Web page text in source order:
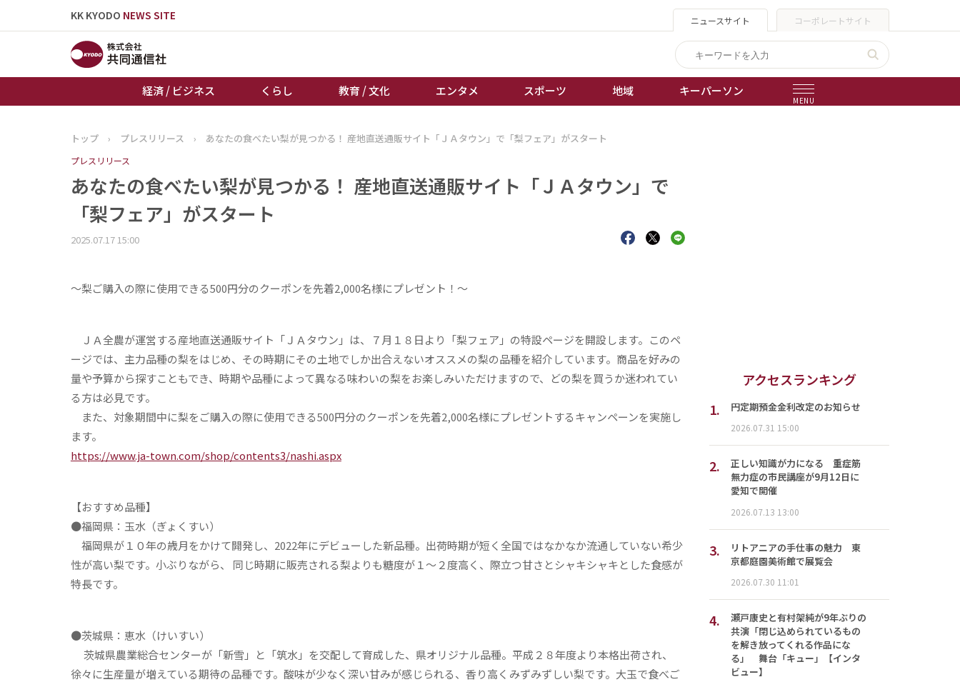
KK KYODO NEWS SITE ニュースサイト コーポレートサイト
経済 / ビジネス くらし 教育 / 文化 エンタメ スポーツ 地域 キーパーソン
MENU
トップページ
経済 / ビジネス
教育 / 文化
誰もが輝いて働く社会へ
オートレース
トップ › プレスリリース › あなたの食べたい梨が見つかる！ 産地直送通販サイト「ＪＡタウン」で「梨フェア」がスタート
プレスリリース
あなたの食べたい梨が見つかる！ 産地直送通販サイト「ＪＡタウン」で
「梨フェア」がスタート
2025.07.17 15:00
～梨ご購入の際に使用できる500円分のクーポンを先着2,000名様にプレゼント！～
ＪＡ全農が運営する産地直送通販サイト「ＪＡタウン」は、７月１８日より「梨フェア」の特設ページを開設します。このペ
ージでは、主力品種の梨をはじめ、その時期にその土地でしか出合えないオススメの梨の品種を紹介しています。商品を好みの
量や予算から探すこともでき、時期や品種によって異なる味わいの梨をお楽しみいただけますので、どの梨を買うか迷われてい
る方は必見です。
また、対象期間中に梨をご購入の際に使用できる500円分のクーポンを先着2,000名様にプレゼントするキャンペーンを実施し
ます。
https://www.ja-town.com/shop/contents3/nashi.aspx
【おすすめ品種】
●福岡県：玉水（ぎょくすい）
福岡県が１０年の歳月をかけて開発し、2022年にデビューした新品種。出荷時期が短く全国ではなかなか流通していない希少
性が高い梨です。小ぶりながら、 同じ時期に販売される梨よりも糖度が１～２度高く、際立つ甘さとシャキシャキとした食感が
特長です。
●茨城県：恵水（けいすい）
茨城県農業総合センターが「新雪」と「筑水」を交配して育成した、県オリジナル品種。平成２８年度より本格出荷され、
徐々に生産量が増えている期待の品種です。酸味が少なく深い甘みが感じられる、香り高くみずみずしい梨です。大玉で食べご
アクセスランキング
1.
円定期預金金利改定のお知らせ
2026.07.31 15:00
2.
正しい知識が力になる 重症筋
無力症の市民講座が9月12日に
愛知で開催
2026.07.13 13:00
3.
リトアニアの手仕事の魅力 東
京都庭園美術館で展覧会
2026.07.30 11:01
4.
瀬戸康史と有村架純が9年ぶりの
共演「閉じ込められているもの
を解き放ってくれる作品にな
る」 舞台「キュー」【インタ
ビュー】